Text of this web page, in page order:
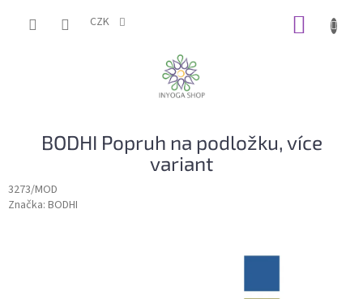
CZK
BODHI Popruh na podložku, více
variant
3273/MOD
Značka: BODHI